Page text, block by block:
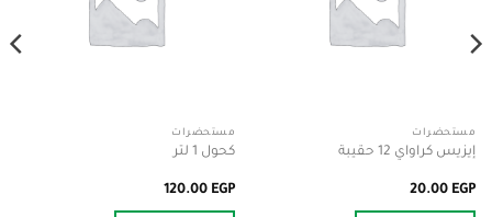
مستحضرات
إيزيس كراواي 12 حقيبة
20.00 EGP
مستحضرات
كحول 1 لتر
120.00 EGP